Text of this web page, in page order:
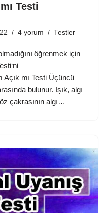
Testi
4 yorum Testler
öğrenmek için
mı Testi Üçüncü
bulunur. Işık, algı
çakrasının algı…